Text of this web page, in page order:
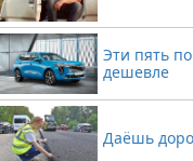
Эти пять
дешевле
Даёшь